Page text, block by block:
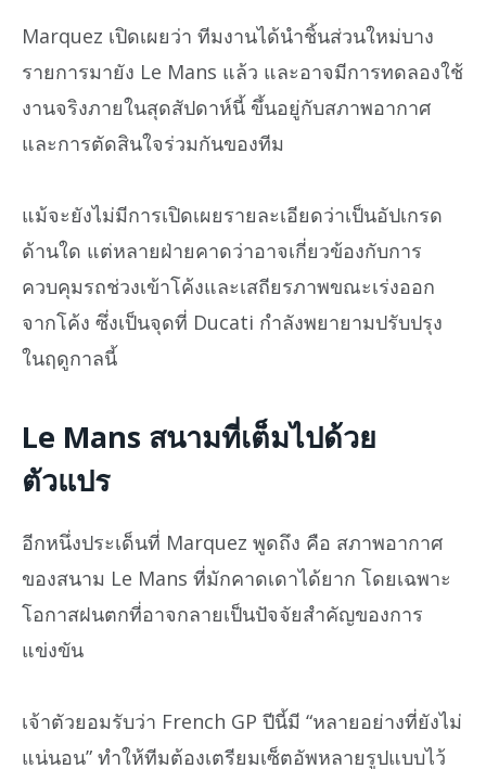
Marquez เปิดเผยว่า ทีมงานได้นำชิ้นส่วนใหม่บาง
รายการมายัง Le Mans แล้ว และอาจมีการทดลองใช้
งานจริงภายในสุดสัปดาห์นี้ ขึ้นอยู่กับสภาพอากาศ
และการตัดสินใจร่วมกันของทีม
แม้จะยังไม่มีการเปิดเผยรายละเอียดว่าเป็นอัปเกรด
ด้านใด แต่หลายฝ่ายคาดว่าอาจเกี่ยวข้องกับการ
ควบคุมรถช่วงเข้าโค้งและเสถียรภาพขณะเร่งออก
จากโค้ง ซึ่งเป็นจุดที่ Ducati กำลังพยายามปรับปรุง
ในฤดูกาลนี้
Le Mans สนามที่เต็มไปด้วย
ตัวแปร
อีกหนึ่งประเด็นที่ Marquez พูดถึง คือ สภาพอากาศ
ของสนาม Le Mans ที่มักคาดเดาได้ยาก โดยเฉพาะ
โอกาสฝนตกที่อาจกลายเป็นปัจจัยสำคัญของการ
แข่งขัน
เจ้าตัวยอมรับว่า French GP ปีนี้มี “หลายอย่างที่ยังไม่
แน่นอน” ทำให้ทีมต้องเตรียมเซ็ตอัพหลายรูปแบบไว้